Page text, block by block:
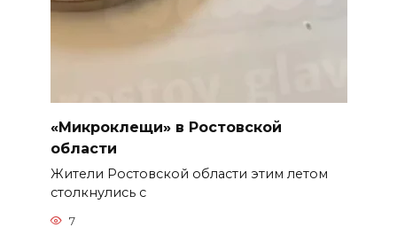
«Микроклещи» в Ростовской
области
Жители Ростовской области этим летом
столкнулись с
7